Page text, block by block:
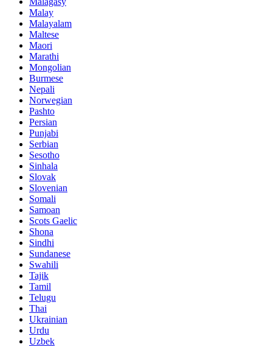
Malay
Malayalam
Maltese
Maori
Marathi
Mongolian
Burmese
Nepali
Norwegian
Pashto
Persian
Punjabi
Serbian
Sesotho
Sinhala
Slovak
Slovenian
Somali
Samoan
Scots Gaelic
Shona
Sindhi
Sundanese
Swahili
Tajik
Tamil
Telugu
Thai
Ukrainian
Urdu
Uzbek